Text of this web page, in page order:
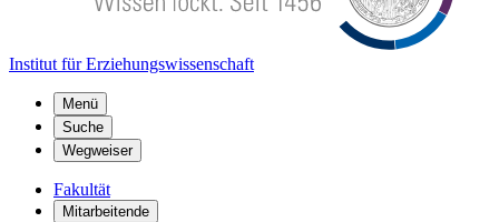
Institut für Erziehungswissenschaft
Menü
Suche
Wegweiser
Fakultät
Mitarbeitende